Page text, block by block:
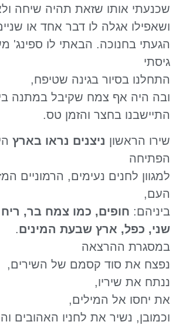
תהיה שיחה ולא ראיון
לו דבר אחד או שניים על לחניו.
הבאתי לו ספינג' מעשה ידיה של
בגינה שטיפח,
שקיבל במתנה בילדותו,
והזמן טס.
נראו בארץהיווה את אקורד
נעימים, הרמוניים המזדמרים בפי כל
כמו צמח בר, ריח תפוח ואודם
שבעת המינים.
קסמם של השירים,
לחניו האהובים והנפלאים של